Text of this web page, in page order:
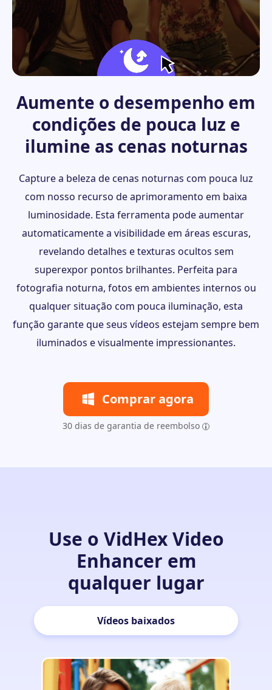
Aumente o desempenho em
condições de pouca luz e
ilumine as cenas noturnas
Capture a beleza de cenas noturnas com pouca luz
com nosso recurso de aprimoramento em baixa
luminosidade. Esta ferramenta pode aumentar
automaticamente a visibilidade em áreas escuras,
revelando detalhes e texturas ocultos sem
superexpor pontos brilhantes. Perfeita para
fotografia noturna, fotos em ambientes internos ou
qualquer situação com pouca iluminação, esta
função garante que seus vídeos estejam sempre bem
iluminados e visualmente impressionantes.
Comprar agora
30 dias de garantia de reembolso
Use o VidHex Video
Enhancer em
qualquer lugar
Vídeos baixados